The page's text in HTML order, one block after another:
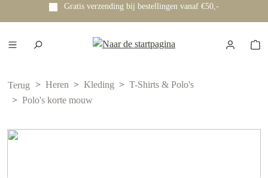
hoofdinhoud
Gratis verzending bij bestellingen vanaf €50,-
Terug Heren Kleding
T-Shirts & Polo's
Polo's korte mouw